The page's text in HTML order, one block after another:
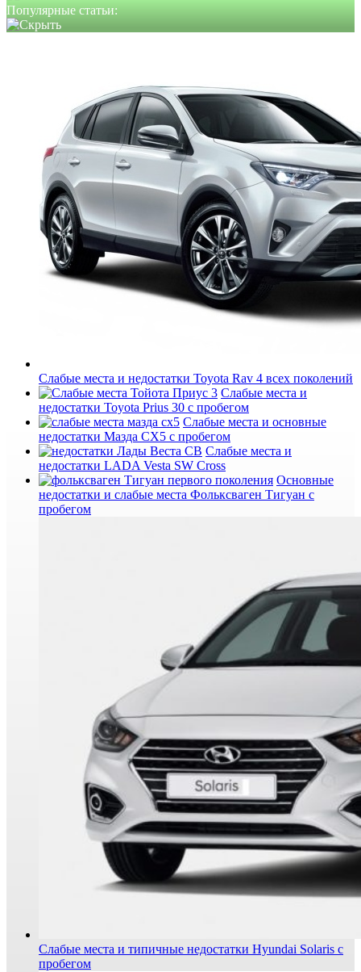
Популярные статьи:
Слабые места и недостатки Toyota Rav 4 всех поколений
Слабые места и
недостатки Toyota Prius 30 с пробегом
Слабые места и основные
недостатки Мазда СХ5 с пробегом
Слабые места и
недостатки LADA Vesta SW Cross
Основные
недостатки и слабые места Фольксваген Тигуан с
пробегом
Слабые места и типичные недостатки Hyundai Solaris с
пробегом